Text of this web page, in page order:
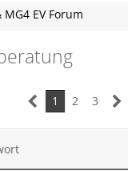
EV Forum
1 2 3